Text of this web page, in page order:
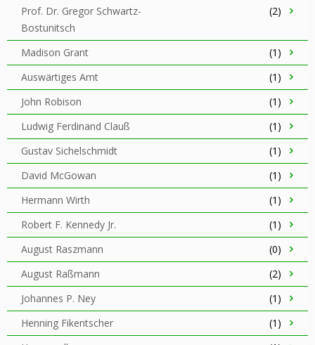
Prof. Dr. Gregor Schwartz-
Bostunitsch
(2)
Madison Grant
(1)
Auswärtiges Amt
(1)
John Robison
(1)
Ludwig Ferdinand Clauß
(1)
Gustav Sichelschmidt
(1)
David McGowan
(1)
Hermann Wirth
(1)
Robert F. Kennedy Jr.
(1)
August Raszmann
(0)
August Raßmann
(2)
Johannes P. Ney
(1)
Henning Fikentscher
(1)